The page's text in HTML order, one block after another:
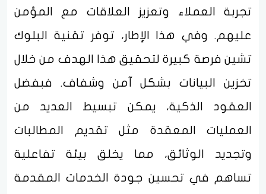
تجربة العملاء وتعزيز العلاقات مع المؤمن
عليهم. وفي هذا الإطار، توفر تقنية البلوك
تشين فرصة كبيرة لتحقيق هذا الهدف من خلال
تخزين البيانات بشكل آمن وشفاف. فبفضل
العقود الذكية، يمكن تبسيط العديد من
العمليات المعقدة مثل تقديم المطالبات
وتجديد الوثائق، مما يخلق بيئة تفاعلية
تساهم في تحسين جودة الخدمات المقدمة